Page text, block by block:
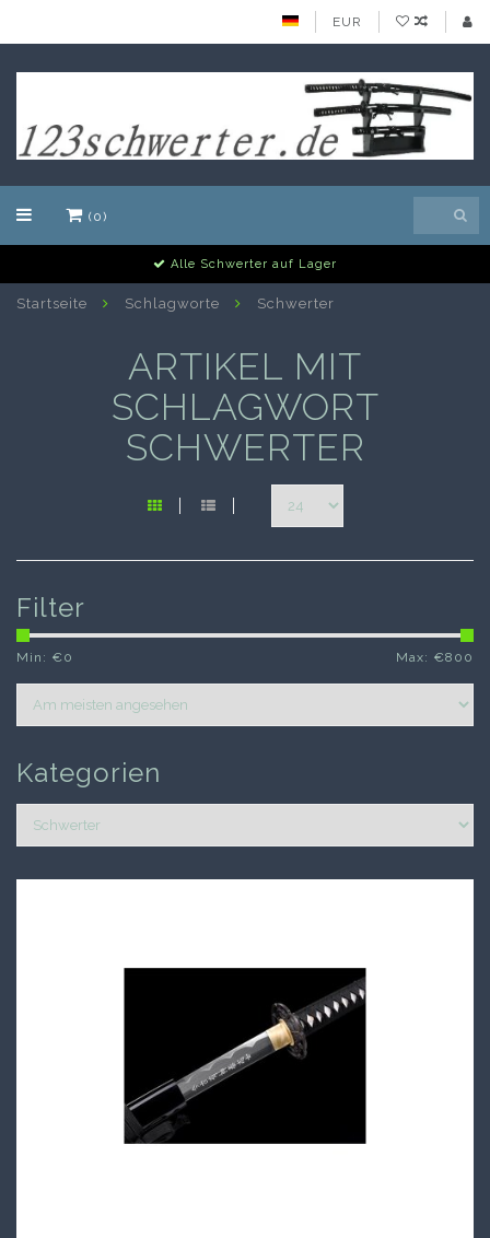
EUR
(0)
Alle Schwerter auf Lager
Startseite Schlagworte Schwerter
ARTIKEL MIT
SCHLAGWORT
SCHWERTER
Filter
Min: €0 Max: €800
Kategorien